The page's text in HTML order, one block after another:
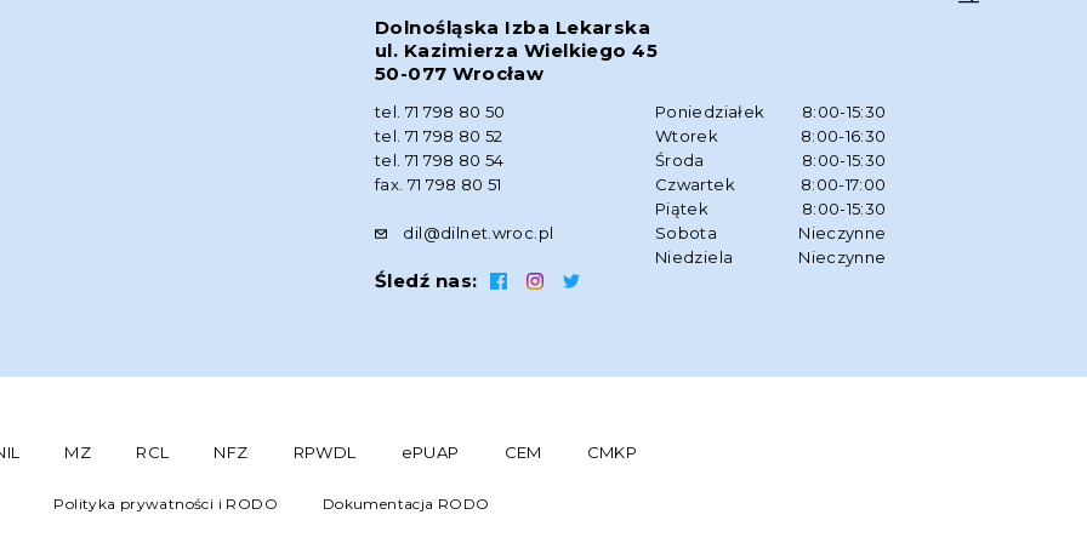
Dolnośląska Izba Lekarska
ul. Kazimierza Wielkiego 45
50-077 Wrocław
tel. 71 798 80 50
tel. 71 798 80 52
tel. 71 798 80 54
fax. 71 798 80 51
dil@dilnet.wroc.pl
Śledź nas:
Poniedziałek
8:00-15:30
Wtorek
8:00-16:30
Środa
8:00-15:30
Czwartek
8:00-17:00
Piątek
8:00-15:30
Sobota
Nieczynne
Niedziela
Nieczynne
MZ RCL NFZ RPWDL ePUAP CEM CMKP
Polityka prywatności i RODO Dokumentacja RODO